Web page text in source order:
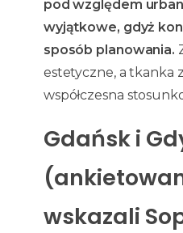
pod względem
wyjątkowe, gdyż
sposób planowania.
estetyczne, a tkanka
współczesna
Gdańsk i
wskazali